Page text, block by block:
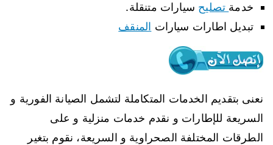
خدمة تصليح سيارات متنقلة.
تبديل اطارات سيارات المنقف
نعنى بتقديم الخدمات المتكاملة لتشمل الصيانة الفورية و
السريعة للإطارات و نقدم خدمات منزلية و على
الطرقات المختلفة الصحراوية و السريعة، نقوم بتغير